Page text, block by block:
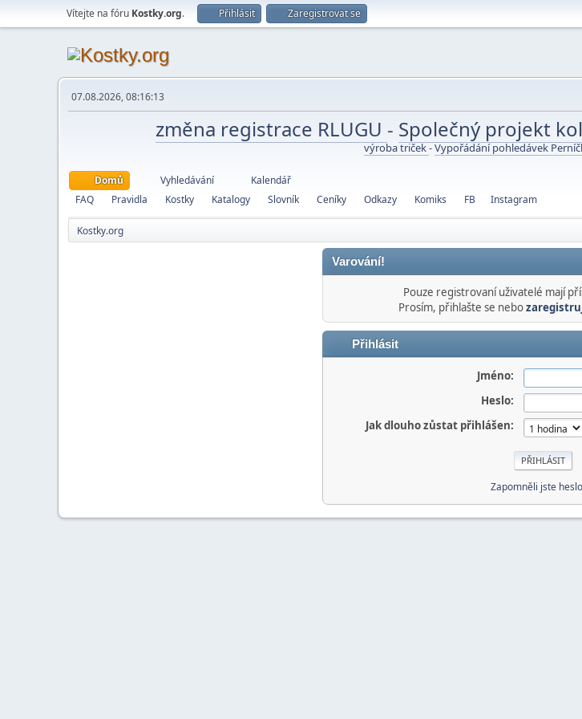
Vítejte na fóru Kostky.org. Přihlásit Zaregistrovat se
07.08.2026, 08:16:13
změna registrace RLUGU - Společný projekt
výroba triček-Vypořádání pohledávek
Domů Vyhledávání
Kalendář
FAQ
Pravidla Kostky Katalogy Slovník Ceníky Odkazy Komiks FB Instagram
Kostky.org
Varování!
Pouze registrovaní uživatelé mají
Prosím, přihlašte se nebo
Přihlásit
Jméno:
Heslo:
Jak dlouho zůstat přihlášen:
Zapomněli jste